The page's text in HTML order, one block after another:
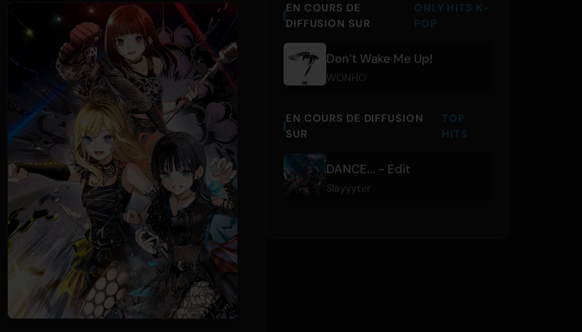
EN COURS DE
DIFFUSION SUR
ONLY HITS K-
POP
Don’t Wake Me Up!
WONHO
EN COURS DE DIFFUSION
SUR
TOP
HITS
DANCE... - Edit
Slayyyter